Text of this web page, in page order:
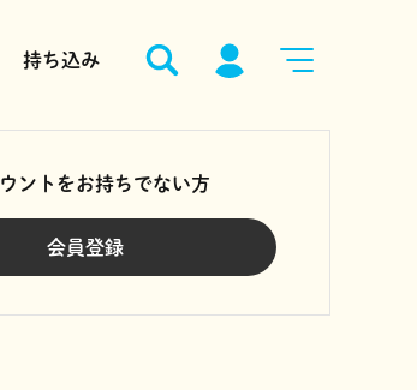
持ち込み
ントをお持ちでない方
会員登録